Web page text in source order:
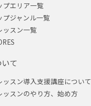
プエリア一覧
プジャンル一覧
ッスン一覧
て
ッスン導入支援講座について
ッスンのやり方、始め方